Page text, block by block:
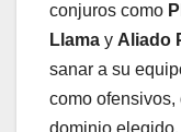
conjuros como
Llama y Aliado
sanar a su
como ofensivos,